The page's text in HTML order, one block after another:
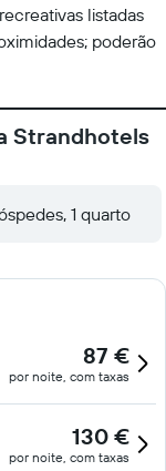
listadas
poderão
Strandhotels
1 quarto
87 €
por noite, com taxas
130 €
por noite, com taxas